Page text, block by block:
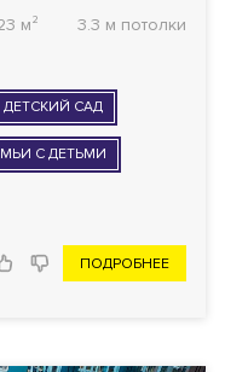
м²
3.3 м потолки
ДЕТСКИЙ САД
С ДЕТЬМИ
ПОДРОБНЕЕ